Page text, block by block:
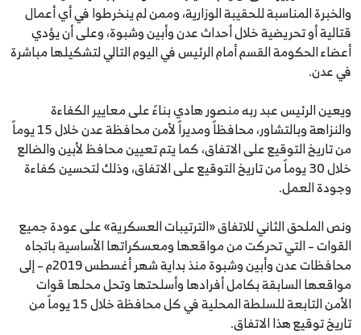
والخبرة المناسبة للحقيبة الوزارية، وممن لم ينخرطوا في أي أعمال
قتالية أو تحريضية خلال أحداث عدن وأبين وشبوة، وعلى أن يؤدي
أعضاء الحكومة القسم أمام الرئيس في اليوم التالي لتشكيلها مباشرة
في عدن.
ويعين الرئيس عبد ربه منصور هادي بناءً على معايير الكفاءة
والنزاهة وبالتشاور، محافظاً ومديراً لأمن محافظة عدن خلال 15 يوماً
من تاريخ التوقيع على الاتفاق، كما يتم تعيين محافظ لأبين والضالع
خلال 30 يوماً من تاريخ التوقيع على الاتفاق، وذلك لتحسين كفاءة
وجودة العمل.
ونص الملحق الثاني للاتفاق «الترتيبات العسكرية» على عودة جميع
القوات – التي تحركت من مواقعها ومعسكراتها الأساسية باتجاه
محافظات عدن وأبين وشبوة منذ بداية شهر أغسطس 2019م – إلى
مواقعها السابقة بكامل أفرادها وأسلحتها وتحل محلها قوات
الأمن التابعة للسلطة المحلية في كل محافظة خلال 15 يوماً من
تاريخ توقيع هذا الاتفاق.